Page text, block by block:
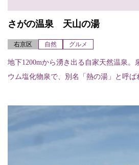
さがの温泉 天山の湯
右京区 自然 グルメ
地下1200mから湧き出る自家天然温泉。
ウム塩化物泉で、別名「熱の湯」と呼ば
でも暖かく保温...